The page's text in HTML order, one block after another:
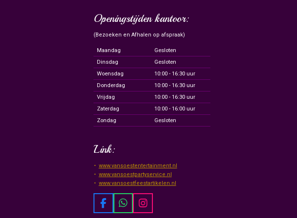
Openingstijden kantoor:
(Bezoeken en Afhalen op afspraak)
Maandag
Gesloten
Dinsdag
Gesloten
Woensdag
10:00 - 16:30 uur
Donderdag
10:00 - 16:30 uur
Vrijdag
10:00 - 16:30 uur
Zaterdag
10:00 - 16:00 uur
Zondag
Gesloten
Link:
www.vansoestentertainment.nl
www.vansoestpartyservice.nl
www.vansoestfeestartikelen.nl
F
a
W
h
I
n